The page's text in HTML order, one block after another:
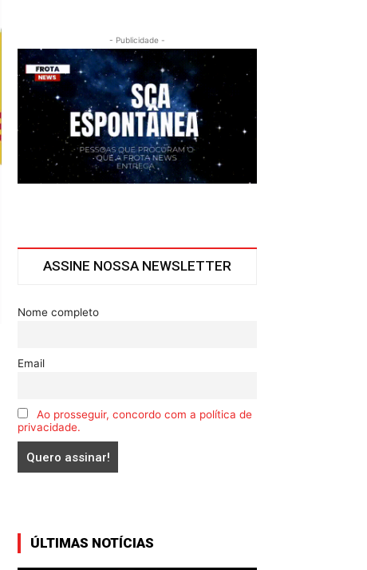
- Publicidade -
ASSINE NOSSA NEWSLETTER
Nome completo
Email
Ao prosseguir, concordo com a política de
privacidade.
ÚLTIMAS NOTÍCIAS